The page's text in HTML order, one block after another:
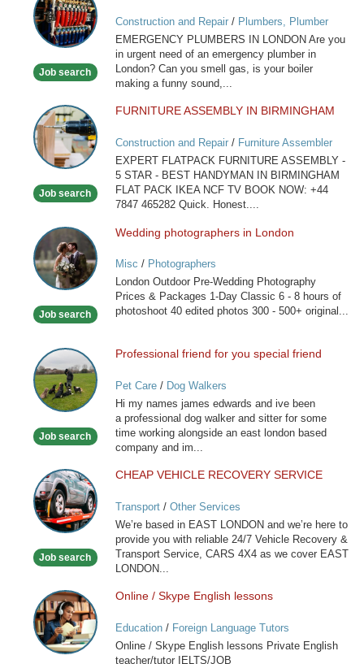
Services
in
London
Job search
Construction and Repair/ Plumbers, Plumber
Services
EMERGENCY PLUMBERS IN LONDON Are you
in urgent need of an emergency plumber in
London? Can you smell gas, is your boiler
making a funny sound,...
FURNITURE
ASSEMBLY
IN
BIRMINGHAM
Job search
FURNITURE ASSEMBLY IN BIRMINGHAM
Construction and Repair/ Furniture Assembler
EXPERT FLATPACK FURNITURE ASSEMBLY -
5 STAR - BEST HANDYMAN IN BIRMINGHAM
FLAT PACK IKEA NCF TV BOOK NOW: +44
7847 465282 Quick. Honest....
Wedding
photographers
in
London
Job search
Wedding photographers in London
Misc / Photographers
London Outdoor Pre-Wedding Photography
Prices & Packages 1-Day Classic 6 - 8 hours of
photoshoot 40 edited photos 300 - 500+ original...
Professional
friend
for
you
friend
Job search
Professional friend for you special friend
Pet Care/ Dog Walkers
Hi my names james edwards and ive been
a professional dog walker and sitter for some
time working alongside an east london based
company and im...
CHEAP
VEHICLE
RECOVERY
SERVICE
Job search
CHEAP VEHICLE RECOVERY SERVICE
Transport/ Other Services
We’re based in EAST LONDON and we’re here to
provide you with reliable 24/7 Vehicle Recovery &
Transport Service, CARS 4X4 as we cover EAST
LONDON...
Online
/
Skype
English
Online / Skype English lessons
Education/ Foreign Language Tutors
Online / Skype English lessons Private English
teacher/tutor IELTS/JOB